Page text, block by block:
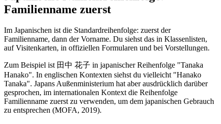
Familienname zuerst
Im Japanischen ist die Standardreihenfolge: zuerst der
Familienname, dann der Vorname. Du siehst das in Klassenlisten,
auf Visitenkarten, in offiziellen Formularen und bei Vorstellungen.
Zum Beispiel ist 田中 花子 in japanischer Reihenfolge "Tanaka
Hanako". In englischen Kontexten siehst du vielleicht "Hanako
Tanaka". Japans Außenministerium hat aber ausdrücklich darüber
gesprochen, im internationalen Kontext die Reihenfolge
Familienname zuerst zu verwenden, um dem japanischen Gebrauch
zu entsprechen (MOFA, 2019).